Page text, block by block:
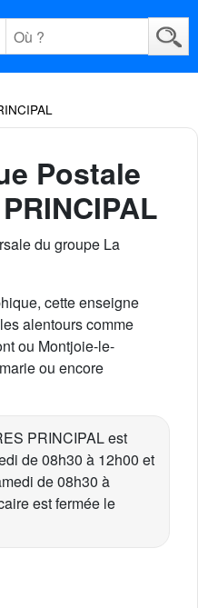
Postale
du groupe La
cette enseigne
alentours comme
ou Montjoie-le-
ou encore
PRINCIPAL est
de 08h30 à 12h00 et
de 08h30 à
est fermée le